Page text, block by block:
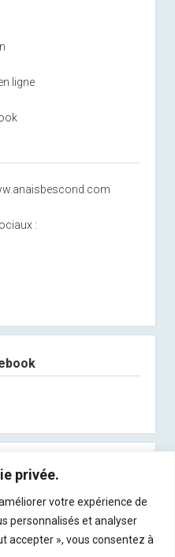
privée.
votre expérience de
personnalisés et analyser
accepter », vous consentez à
ligne
:
directement dans